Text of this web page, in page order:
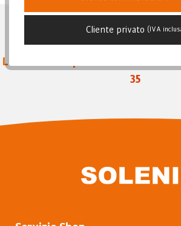
Prezzo più alto
Descrizione dell'articolo
Linea diretta per ordini e
35
Cliente privato (IVA